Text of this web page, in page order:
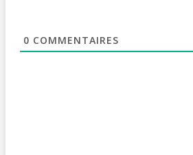
0 COMMENTAIRES